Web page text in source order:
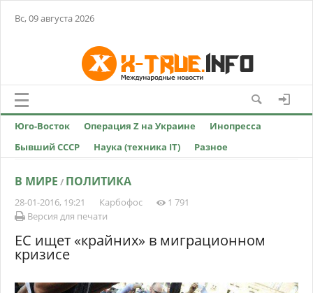
Вс, 09 августа 2026
Юго-Восток Операция Z на Украине
Инопресса
Бывший СССР
Наука (техника IT) Разное
В МИРЕ / ПОЛИТИКА
28-01-2016, 19:21 Карбофос
1 791
Версия для печати
ЕС ищет «крайних» в миграционном
кризисе